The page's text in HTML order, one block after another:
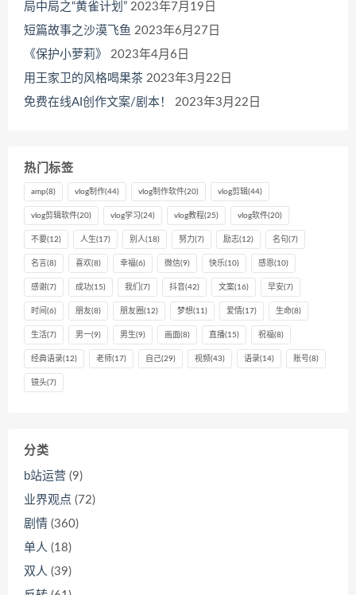
局中局之“黄雀计划” 2023年7月19日
短篇故事之沙漠飞鱼 2023年6月27日
《保护小萝莉》
2023年4月6日
用王家卫的风格喝果茶 2023年3月22日
免费在线AI创作文案/剧本！
2023年3月22日
热门标签
amp(8) vlog制作(44) vlog制作软件(20) vlog剪辑(44)
vlog剪辑软件(20) vlog学习(24) vlog教程(25) vlog软件(20)
不要(12) 人生(17) 别人(18) 努力(7) 励志(12) 名句(7)
名言 (8) 喜欢(8) 幸福(6) 微信(9) 快乐(10) 感恩(10)
感谢(7) 成功(15) 我们 (7) 抖音(42) 文案(16) 早安(7)
时间 (6) 朋友(8) 朋友圈 (12) 梦想(11) 爱情(17) 生命(8)
生活(7) 男一(9) 男生(9) 画面(8) 直播(15) 祝福(8)
经典语录(12) 老师(17) 自己(29) 视频(43) 语录(14) 账号(8)
镜头(7)
分类
b站运营 (9)
业界观点 (72)
剧情 (360)
单人 (18)
双人 (39)